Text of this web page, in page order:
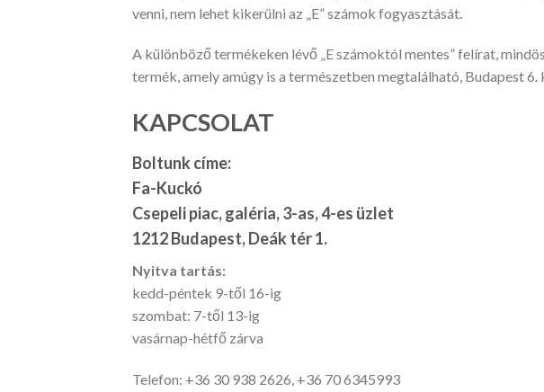
venni, nem lehet kikerülni az „E” számok fogyasztását.
A különböző termékeken lévő „E számoktól mentes” felírat,
termék, amely amúgy is a természetben megtalálható, Budapest
KAPCSOLAT
Boltunk címe:
Fa-Kuckó
Csepeli piac, galéria, 3-as, 4-es üzlet
1212 Budapest, Deák tér 1.
Nyitva tartás:
kedd-péntek 9-től 16-ig
szombat: 7-től 13-ig
vasárnap-hétfő zárva
Telefon: +36 30 938 2626, +36 70 6345993